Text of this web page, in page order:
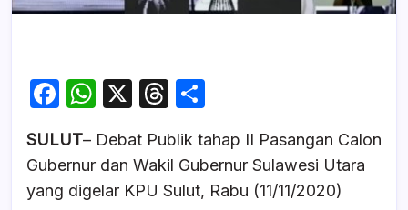
F
c
e
W
at
s
X
T
e
a
ar
e
SULUT– Debat Publik tahap II Pasangan Calon
Gubernur dan Wakil Gubernur Sulawesi Utara
yang digelar KPU Sulut, Rabu (11/11/2020)